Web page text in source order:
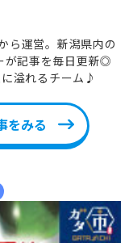
ら運営。新潟県内の
が記事を毎日更新◎
溢れるチーム♪
をみる